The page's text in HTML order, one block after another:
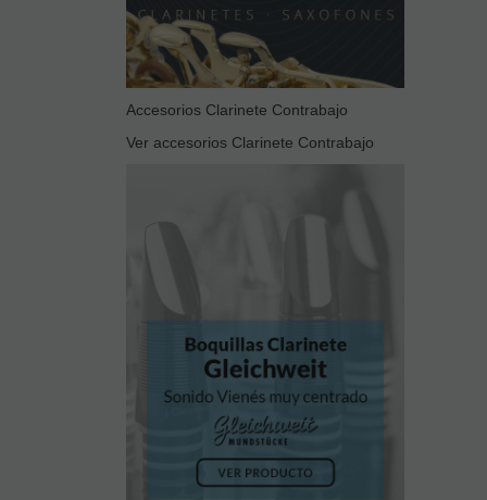
Accesorios Clarinete Contrabajo
Ver accesorios Clarinete Contrabajo